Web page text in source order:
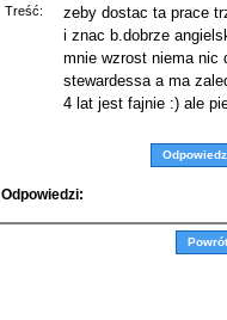
Treść:
zeby dostac ta prace
i znac b.dobrze
mnie wzrost niema nic
stewardessa a ma
4 lat jest fajnie :) ale
Odpowiedz
Odpowiedzi: